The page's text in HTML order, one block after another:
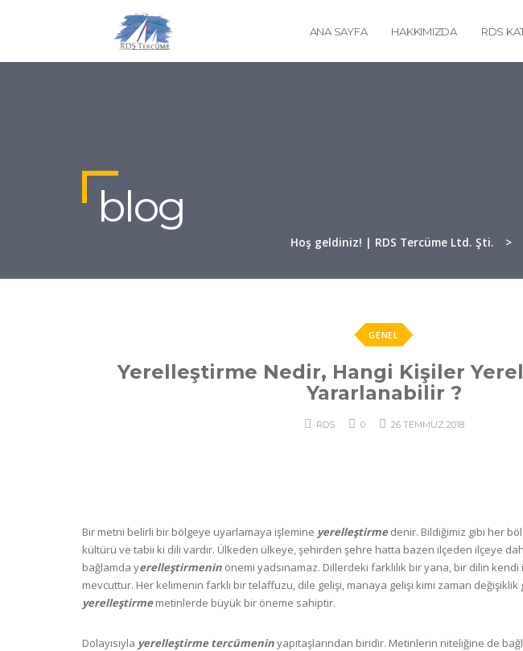
ANA SAYFA HAKKIMIZDA RDS
blog
Hoş geldiniz! | RDS Tercüme Ltd. Şti. >
GENEL
Yerelleştirme Nedir, Hangi Kişiler
Yararlanabilir ?
RDS 0 26 TEMMUZ 2018
Bir metni belirli bir bölgeye uyarlamaya işlemine yerelleştirmedenir. Bildiğimiz gibi her
kültürü ve tabii ki dili vardır. Ülkeden ülkeye, şehirden şehre hatta bazen ilçeden ilçeye
bağlamda yerelleştirmenin önemi yadsınamaz. Dillerdeki farklılık bir yana, bir dilin kendi
mevcuttur. Her kelimenin farklı bir telaffuzu, dile gelişi, manaya gelişi kimi zaman
yerelleştirmemetinlerde büyük bir öneme sahiptir.
Dolayısıyla yerelleştirme tercümeninyapıtaşlarından biridir. Metinlerin niteliğine de